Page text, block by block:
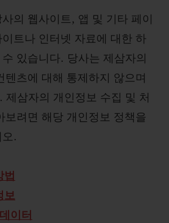
의 웹사이트, 앱 및 기타 페이
트나 인터넷 자료에 대한 하
있습니다. 당사는 제삼자의
텐츠에 대해 통제하지 않으며
제삼자의 개인정보 수집 및 처
보려면 해당 개인정보 정책을
.
보
이터